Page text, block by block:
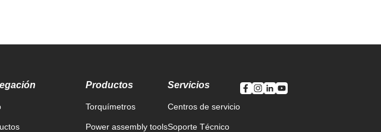
Productos
Torquímetros
Power assembly tools
Servicios
Centros de servicio
Soporte Técnico